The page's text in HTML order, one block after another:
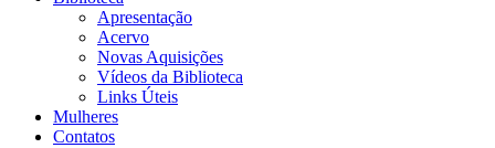
Apresentação
Acervo
Novas Aquisições
Vídeos da Biblioteca
Links Úteis
Mulheres
Contatos